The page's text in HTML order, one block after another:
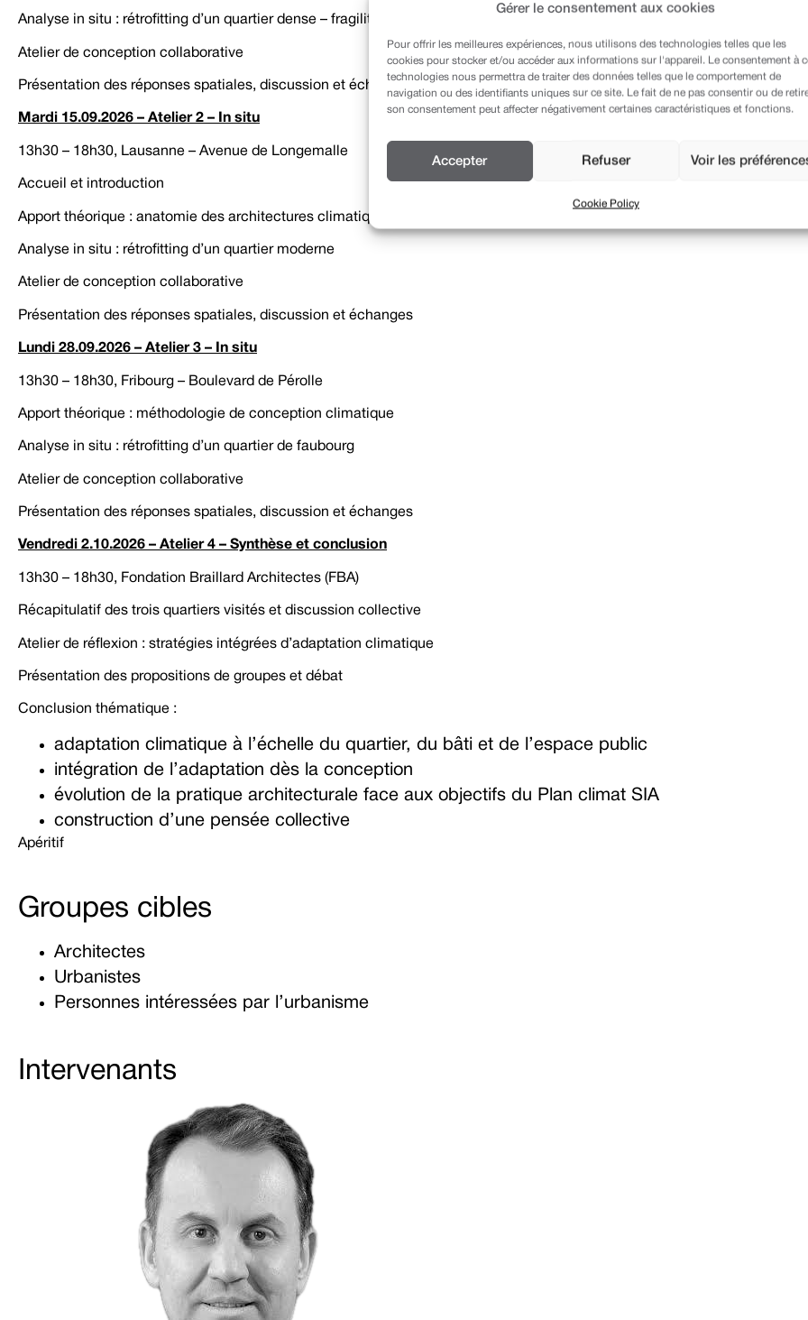
Gérer le consentement aux cookies
Pour offrir les meilleures expériences, nous utilisons des technologies telles que les
cookies pour stocker et/ou accéder aux informations sur l'appareil. Le consentement à
technologies nous permettra de traiter des données telles que le comportement de
navigation ou des identifiants uniques sur ce site. Le fait de ne pas consentir ou de
son consentement peut affecter négativement certaines caractéristiques et fonctions.
Accepter Refuser Voir les
Cookie Policy
Analyse in situ : rétrofitting d’un quartier dense – fragilités et potentiels climatiques
Atelier de conception collaborative
Présentation des réponses spatiales, discussion et échanges
Mardi 15.09.2026 – Atelier 2 – In situ
13h30 – 18h30, Lausanne – Avenue de Longemalle
Accueil et introduction
Apport théorique : anatomie des architectures climatiques
Analyse in situ : rétrofitting d’un quartier moderne
Atelier de conception collaborative
Présentation des réponses spatiales, discussion et échanges
Lundi 28.09.2026 – Atelier 3 – In situ
13h30 – 18h30, Fribourg – Boulevard de Pérolle
Apport théorique : méthodologie de conception climatique
Analyse in situ : rétrofitting d’un quartier de faubourg
Atelier de conception collaborative
Présentation des réponses spatiales, discussion et échanges
Vendredi 2.10.2026 – Atelier 4 – Synthèse et conclusion
13h30 – 18h30, Fondation Braillard Architectes (FBA)
Récapitulatif des trois quartiers visités et discussion collective
Atelier de réflexion : stratégies intégrées d’adaptation climatique
Présentation des propositions de groupes et débat
Conclusion thématique :
adaptation climatique à l’échelle du quartier, du bâti et de l’espace public
intégration de l’adaptation dès la conception
évolution de la pratique architecturale face aux objectifs du Plan climat SIA
construction d’une pensée collective
Apéritif
Groupes cibles
Architectes
Urbanistes
Personnes intéressées par l’urbanisme
Intervenants